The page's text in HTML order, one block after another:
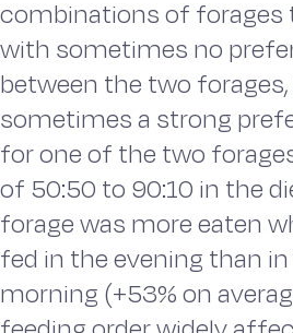
combinations of forages
with sometimes no
between the two forages,
sometimes a strong
for one of the two
of 50:50 to 90:10 in the
forage was more eaten
fed in the evening than
morning (+53% on